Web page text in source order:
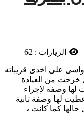
الزيارات : 62
على اخدى قريباته
خرجت من العيادة
لها وصفة لإجراء
وأعطيت لها وصفة تانية
كما كانت ،